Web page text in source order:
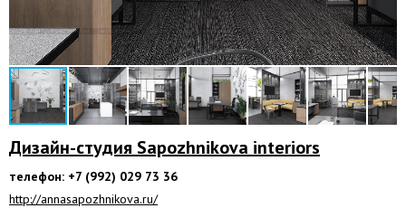
Дизайн-студия Sapozhnikova interiors
телефон: +7 (992) 029 73 36
http://annasapozhnikova.ru/